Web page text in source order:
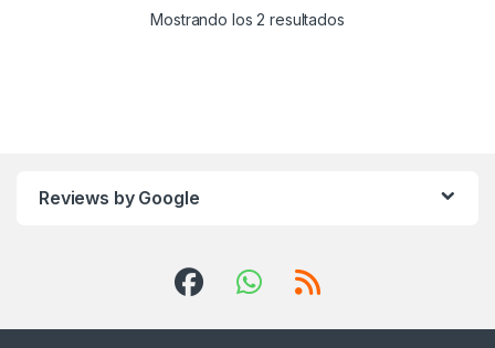
Mostrando los 2 resultadosOrdenado por
Reviews by Google